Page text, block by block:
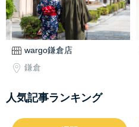
wargo鎌倉店
鎌倉
人気記事ランキング